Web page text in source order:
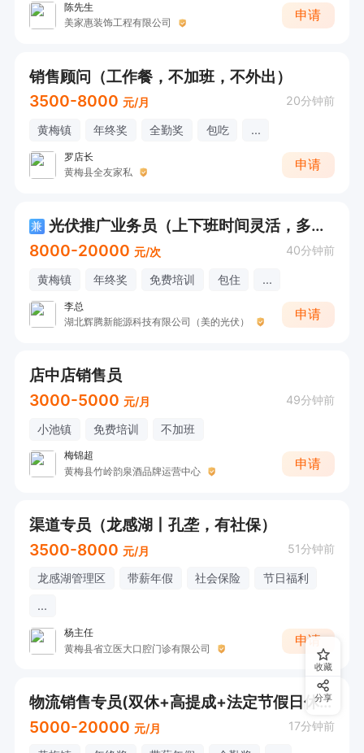
陈先生
美家惠装饰工程有限公司
申请
销售顾问（工作餐，不加班，不外出）
3500-8000 元/月 20分钟前
黄梅镇 年终奖 全勤奖 包吃 ...
罗店长
黄梅县全友家私
申请
兼
光伏推广业务员（上下班时间灵活，多劳多得～）
8000-20000 元/次 40分钟前
黄梅镇 年终奖 免费培训 包住 ...
李总
湖北辉腾新能源科技有限公司（美的光伏）
申请
店中店销售员
3000-5000 元/月 49分钟前
小池镇 免费培训 不加班
梅锦超
黄梅县竹岭韵泉酒品牌运营中心
申请
渠道专员（龙感湖丨孔垄，有社保）
3500-8000 元/月 51分钟前
龙感湖管理区 带薪年假 社会保险
节日福利
...
杨主任
黄梅县省立医大口腔门诊有限公司
申请
物流销售专员(双休+高提成+法定节假日休息）
5000-20000 元/月 17分钟前
收藏
分享